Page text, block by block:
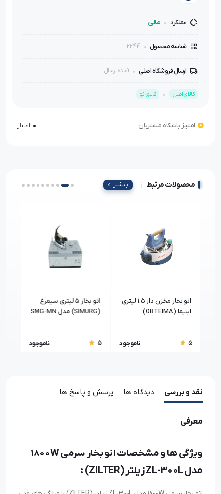
عملکرد عالی
شناسه محصول 2244
ارسال فروشگاه اصلی آماده ارسال
کالای اصل کالای نو
امتیاز باشگاه مشتریان 0 امتیاز
محصولات مرتبط بیشتر
اتو بخار مخزن دار 1.5 لیتری
ابتیما (OBTEIMA)
5 ناموجود
اتو بخار 5 لیتری سیمرغ
(SIMURG) مدل SMG-MN
5 ناموجود
نقد و بررسی دیدگاه ها پرسش و پاسخ ها
معرفی
ویژگی ها و مشخصات اتو بخار سرمی 1800W
مدل ZL-300L زیلتر (ZILTER) :